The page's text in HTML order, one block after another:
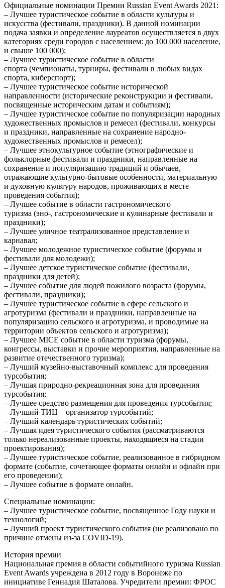
Официальные номинации Премии Russian Event Awards 2021:
– Лучшее туристическое событие в области культуры и
искусства (фестивали, праздники). В данной номинации
подача заявки и определение лауреатов осуществляется в двух
категориях среди городов с населением: до 100 000 население,
и свыше 100 000);
– Лучшее туристическое событие в области
спорта (чемпионаты, турниры, фестивали в любых видах
спорта, киберспорт);
– Лучшее туристическое событие исторической
направленности (исторические реконструкции и фестивали,
посвященные историческим датам и событиям);
– Лучшее туристическое событие по популяризации народных
художественных промыслов и ремесел (фестивали, конкурсы
и праздники, направленные на сохранение народно-
художественных промыслов и ремесел);
– Лучшее этнокультурное событие (этнографические и
фольклорные фестивали и праздники, направленные на
сохранение и популяризацию традиций и обычаев,
отражающие культурно-бытовые особенности, материальную
и духовную культуру народов, проживающих в месте
проведения события);
– Лучшее событие в области гастрономического
туризма (эно-, гастрономические и кулинарные фестивали и
праздники);
– Лучшее уличное театрализованное представление и
карнавал;
– Лучшее молодежное туристическое событие (форумы и
фестивали для молодежи);
– Лучшее детское туристическое событие (фестивали,
праздники для детей);
– Лучшее событие для людей пожилого возраста (форумы,
фестивали, праздники);
– Лучшее туристическое событие в сфере сельского и
агротуризма (фестивали и праздники, направленные на
популяризацию сельского и агротуризма, и проводимые на
территории объектов сельского и агротуризма);
– Лучшее MICE событие в области туризма (форумы,
конгрессы, выставки и прочие мероприятия, направленные на
развитие отечественного туризма);
– Лучший музейно-выставочный комплекс для проведения
турсобытия;
– Лучшая природно-рекреационная зона для проведения
турсобытия;
– Лучшее средство размещения для проведения турсобытия;
– Лучший ТИЦ – организатор турсобытий;
– Лучший календарь туристических событий;
– Лучшая идея туристического события (рассматриваются
только нереализованные проекты, находящиеся на стадии
проектирования);
– Лучшее туристическое событие, реализованное в гибридном
формате (событие, сочетающее форматы онлайн и офлайн при
его проведении);
– Лучшее событие в формате онлайн.
Специальные номинации:
– Лучшее туристическое событие, посвященное Году науки и
технологий;
– Лучший проект туристического события (не реализовано по
причине отмены из-за COVID-19).
История премии
Национальная премия в области событийного туризма Russian
Event Awards учреждена в 2012 году в Воронеже по
инициативе Геннадия Шаталова. Учредители премии: ФРОС